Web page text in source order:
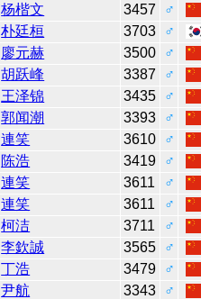
杨楷文 3457
♂
朴廷桓 3703
♂
廖元赫 3500
♂
胡跃峰 3387
♂
王泽锦 3435
♂
郭闻潮 3393
♂
連笑 3610
♂
陈浩 3419
♂
連笑 3611
♂
連笑 3611
♂
柯洁 3711
♂
李欽誠 3565
♂
丁浩 3479
♂
尹航 3343
♂